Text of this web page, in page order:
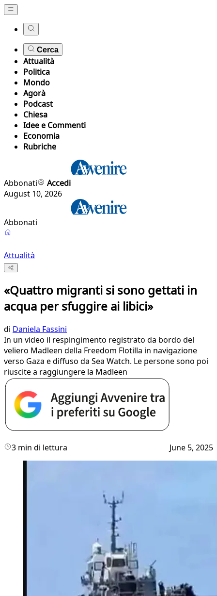
Cerca
Attualità
Politica
Mondo
Agorà
Podcast
Chiesa
Idee e Commenti
Economia
Rubriche
Abbonati
Accedi
August 10, 2026
Abbonati
Attualità
«Quattro migranti si sono gettati in
acqua per sfuggire ai libici»
di Daniela Fassini
In un video il respingimento registrato da bordo del
veliero Madleen della Freedom Flotilla in navigazione
verso Gaza e diffuso da Sea Watch. Le persone sono poi
riuscite a raggiungere la Madleen
3 min di lettura June 5, 2025